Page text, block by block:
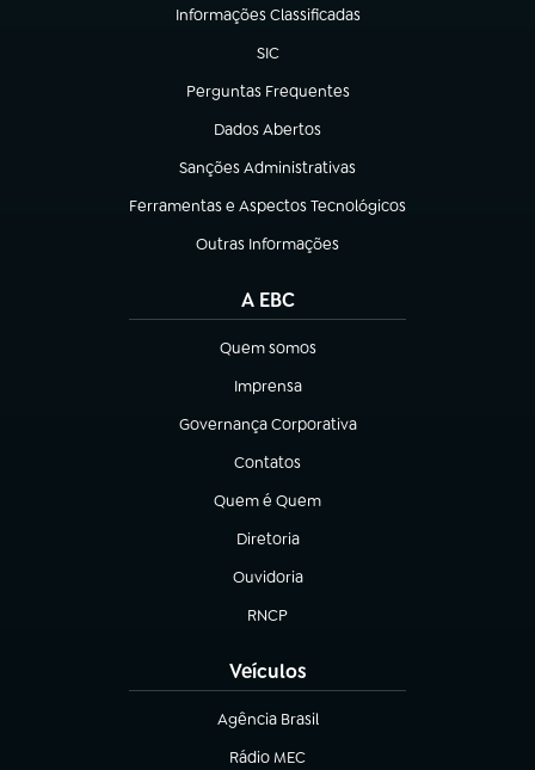
Informações Classificadas
(abre em nova aba)
SIC
(abre em nova aba)
Perguntas Frequentes
(abre em nova aba)
Dados Abertos
(abre em nova aba)
Sanções Administrativas
(abre em nova aba)
Ferramentas e Aspectos Tecnológicos
(abre em nova aba)
Outras Informações
(abre em nova aba)
A EBC
Quem somos
(abre em nova aba)
Imprensa
(abre em nova aba)
Governança Corporativa
(abre em nova aba)
Contatos
(abre em nova aba)
Quem é Quem
(abre em nova aba)
Diretoria
(abre em nova aba)
Ouvidoria
(abre em nova aba)
RNCP
(abre em nova aba)
Veículos
Agência Brasil
(abre em nova aba)
Rádio MEC